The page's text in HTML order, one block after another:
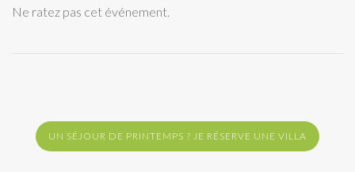
Ne ratez pas cet événement.
UN SÉJOUR DE PRINTEMPS ? JE RÉSERVE UNE VILLA